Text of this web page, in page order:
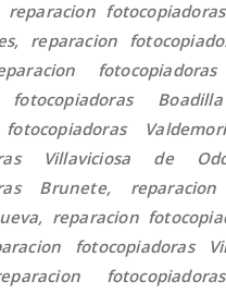
reparacion
reparacion
fotocopiadoras
Villaviciosa de
Brunete, reparacion
reparacion
fotocopiadoras